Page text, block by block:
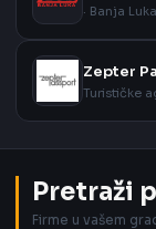
· Banja Luka
Zepter
Turističke
Pretraži
Firme u vašem